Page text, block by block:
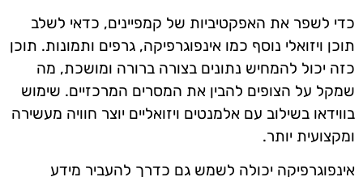
כדי לשפר את האפקטיביות של קמפיינים, כדאי לשלב
תוכן ויזואלי נוסף כמו אינפוגרפיקה, גרפים ותמונות. תוכן
כזה יכול להמחיש נתונים בצורה ברורה ומושכת, מה
שמקל על הצופים להבין את המסרים המרכזיים. שימוש
בווידאו בשילוב עם אלמנטים ויזואליים יוצר חוויה מעשירה
ומקצועית יותר.
אינפוגרפיקה יכולה לשמש גם כדרך להעביר מידע